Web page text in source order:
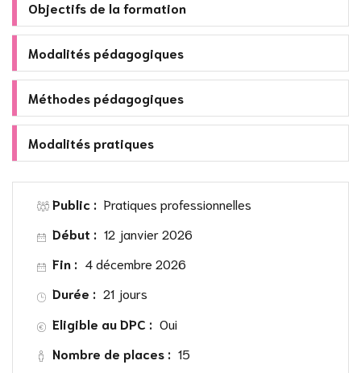
Objectifs de la formation
Modalités pédagogiques
Méthodes pédagogiques
Modalités pratiques
Public : Pratiques professionnelles
Début : 12 janvier 2026
Fin : 4 décembre 2026
Durée : 21 jours
Eligible au DPC : Oui
Nombre de places : 15